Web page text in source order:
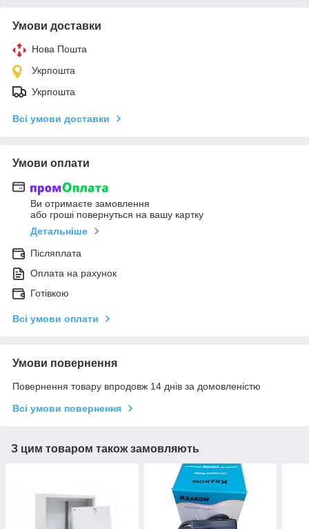
Умови доставки
Нова Пошта
Укрпошта
Укрпошта
Всі умови доставки
Умови оплати
Ви отримаєте замовлення
або гроші повернуться на вашу картку
Детальніше
Післяплата
Оплата на рахунок
Готівкою
Всі умови оплати
Умови повернення
Повернення товару впродовж 14 днів за домовленістю
Всі умови повернення
З цим товаром також замовляють